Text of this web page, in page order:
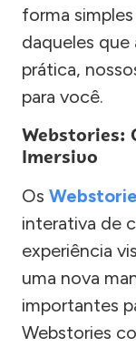
forma
daqueles que
prática,
para você.
Webstories:
Imersivo
Os
interativa de
experiência
uma nova
importantes
Webstories